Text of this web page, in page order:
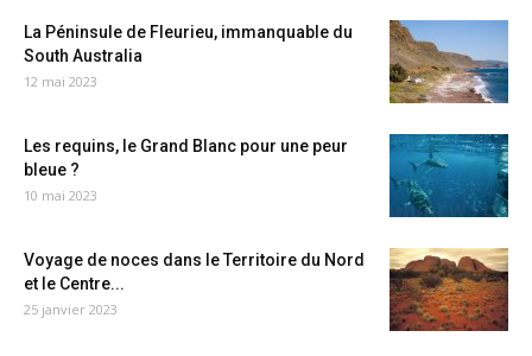
La Péninsule de Fleurieu, immanquable du
South Australia
12 mai 2023
Les requins, le Grand Blanc pour une peur
bleue ?
10 mai 2023
Voyage de noces dans le Territoire du Nord
et le Centre...
25 janvier 2023